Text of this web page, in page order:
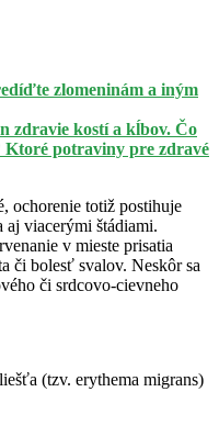
zlomeninám a iným
zdravie kostí a kĺbov. Čo
Ktoré potraviny pre zdravé
ochorenie totiž postihuje
aj viacerými štádiami.
v mieste prisatia
či bolesť svalov. Neskôr sa
či srdcovo-cievneho
(tzv. erythema migrans)